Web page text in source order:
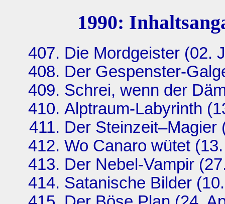
1990:
Die Mordgeister (02.
Der Gespenster-
Schrei, wenn der
Alptraum-Labyrinth
Der Steinzeit–Magier
Wo Canaro wütet
Der Nebel-Vampir
Satanische Bilder